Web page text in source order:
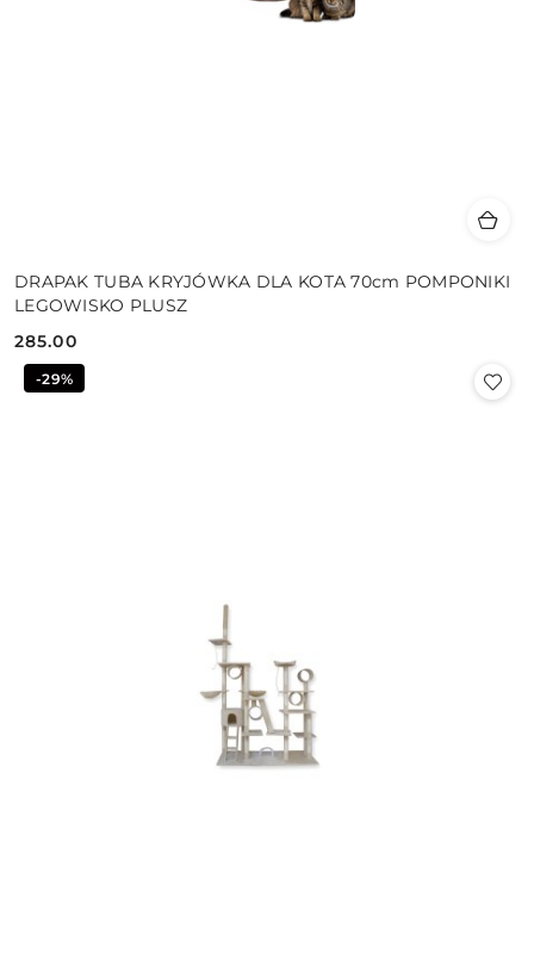
DRAPAK TUBA KRYJÓWKA DLA KOTA 70cm POMPONIKI
LEGOWISKO PLUSZ
Cena:
285.00
-29%